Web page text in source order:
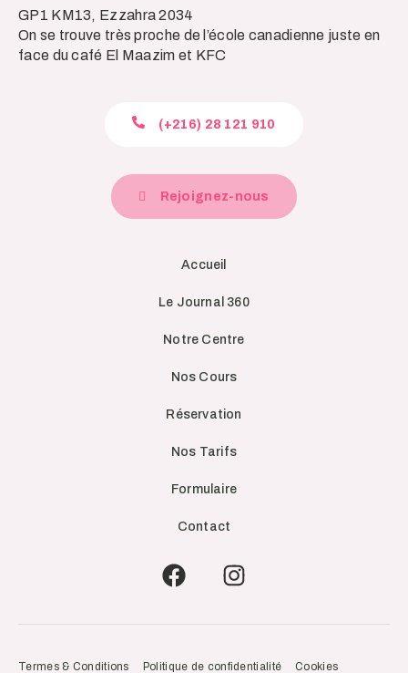
GP1 KM13, Ezzahra 2034
On se trouve très proche de l’école canadienne juste en
face du café El Maazim et KFC
(+216) 28 121 910
Rejoignez-nous
Accueil
Le Journal 360
Notre Centre
Nos Cours
Réservation
Nos Tarifs
Formulaire
Contact
Termes & Conditions Politique de confidentialité Cookies